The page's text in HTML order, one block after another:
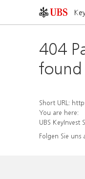
404
found
Short URL: https://
You are here:
UBS KeyInvest
Folgen Sie uns